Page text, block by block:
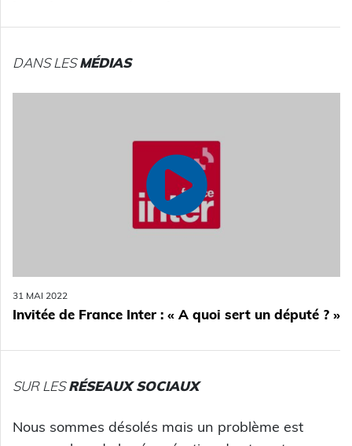
DANS LESMÉDIAS
31 MAI 2022
Invitée de France Inter : « A quoi sert un député ? »
SUR LESRÉSEAUX SOCIAUX
Nous sommes désolés mais un problème est